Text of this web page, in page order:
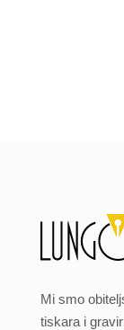
Mi smo
tiskara i